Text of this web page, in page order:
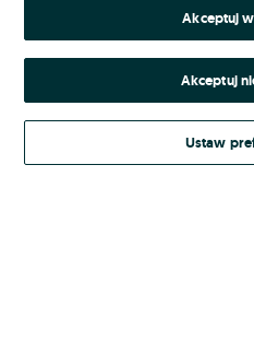
Kontynuując za pośrednictwem
Regulamin serwisu
Akceptuj
Akceptuj
Ustaw